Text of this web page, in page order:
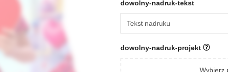
dowolny-nadruk-tekst
dowolny-nadruk-projekt
Wybierz